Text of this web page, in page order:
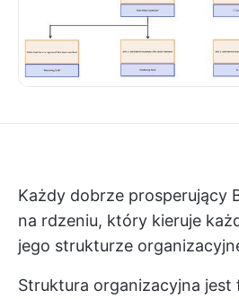
Każdy dobrze prosperujący
na rdzeniu, który kieruje
jego strukturze
Struktura organizacyjna jest